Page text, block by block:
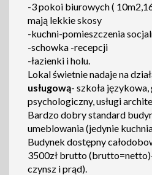
-3 pokoi biurowych (
mają lekkie skosy
-kuchni-pomieszczenia
-schowka -recepcji
-łazienki i holu.
Lokal świetnie nadaje na
usługową- szkoła
psychologiczny, usługi
Bardzo dobry standard
umeblowania (jedynie
Budynek dostępny
3500zł brutto
czynsz i prąd).